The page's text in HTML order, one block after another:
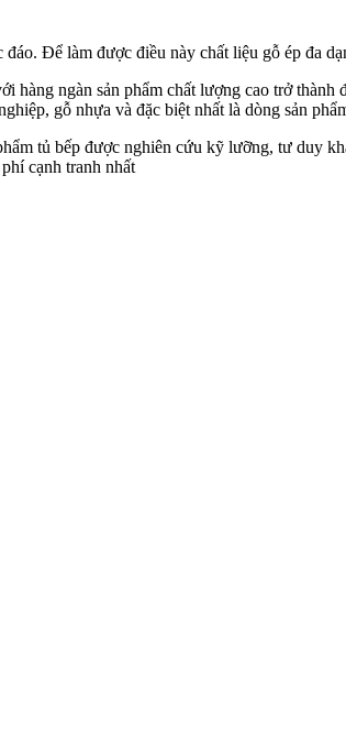
Để làm được điều này chất liệu gỗ ép đa
ngàn sản phẩm chất lượng cao trở
gỗ nhựa và đặc biệt nhất là dòng sản
tủ bếp được nghiên cứu kỹ lưỡng, tư duy
cạnh tranh nhất